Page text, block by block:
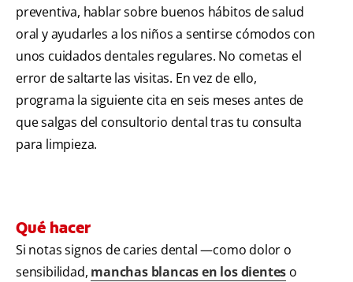
preventiva, hablar sobre buenos hábitos de salud
oral y ayudarles a los niños a sentirse cómodos con
unos cuidados dentales regulares. No cometas el
error de saltarte las visitas. En vez de ello,
programa la siguiente cita en seis meses antes de
que salgas del consultorio dental tras tu consulta
para limpieza.
Qué hacer
Si notas signos de caries dental —como dolor o
sensibilidad, manchas blancas en los dientes o